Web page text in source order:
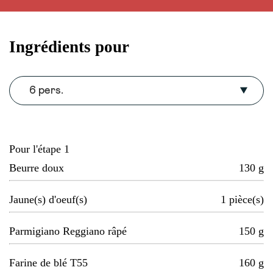
Ingrédients pour
6 pers.
Pour l'étape 1
Beurre doux
130 g
Jaune(s) d'oeuf(s) 1 pièce(s)
Parmigiano Reggiano râpé 150 g
Farine de blé T55 160 g